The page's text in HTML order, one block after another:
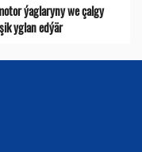
ýaglaryny we çalgy
yglan edýär